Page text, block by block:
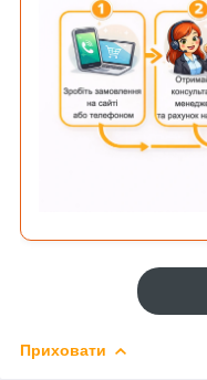
Приховати